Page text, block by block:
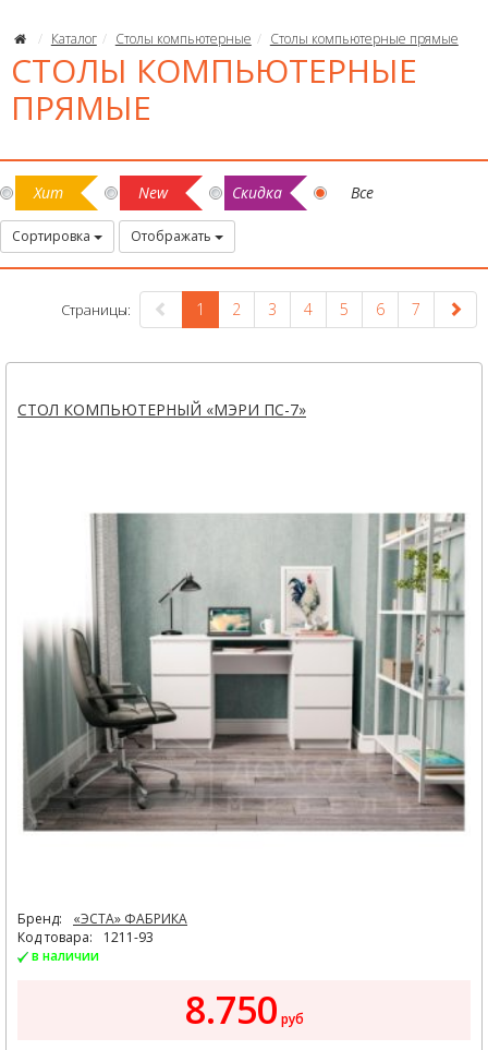
Каталог Столы компьютерные Столы компьютерные прямые
СТОЛЫ КОМПЬЮТЕРНЫЕ
ПРЯМЫЕ
Хит New Скидка Все
Сортировка Отображать
1 2 3 4 5 6 7
Страницы:
СТОЛ КОМПЬЮТЕРНЫЙ «МЭРИ ПС-7»
Бренд:
«ЭСТА» ФАБРИКА
Код товара:
1211-93
в наличии
8.750 руб